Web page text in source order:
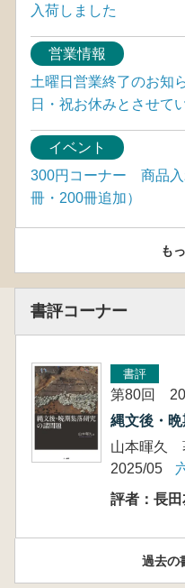
入荷しました
営業情報
土曜日営業終了のお知
日・祝お休みとさせて
イベント
300円コーナー 商品入
冊・200冊追加）
も
書評コーナー
書評
第80回
縄文後・
山本暉久
2025/05
評者：長
過去の